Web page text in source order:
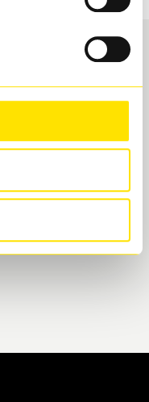
fälgar hos oss
däckverkstäder i
eller
datum och tid för
säker körning.